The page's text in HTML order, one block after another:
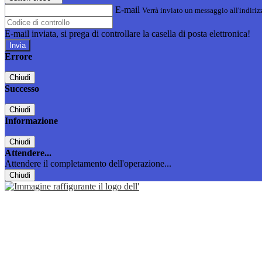
E-mail Verrà inviato un messaggio
E-mail inviata, si prega di controllare la casella di posta elettronica!
Errore
Chiudi
Successo
Chiudi
Informazione
Chiudi
Attendere...
Attendere il completamento dell'operazione...
Chiudi